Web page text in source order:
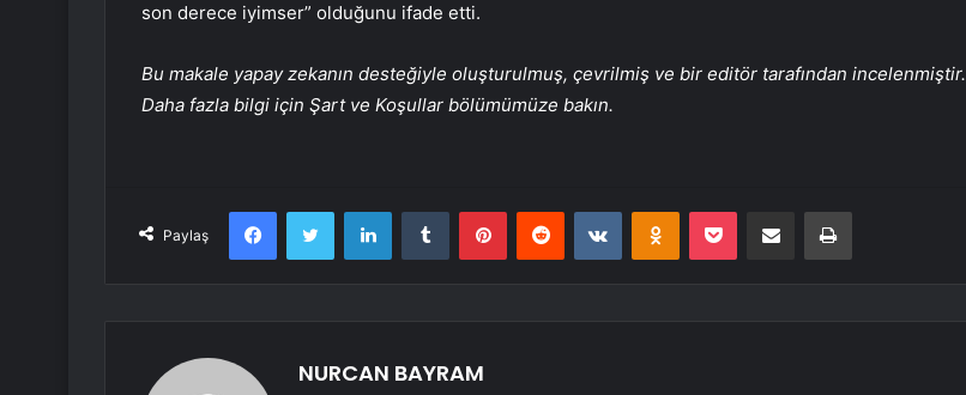
son derece iyimser” olduğunu ifade etti.
Bu makale yapay zekanın desteğiyle oluşturulmuş, çevrilmiş ve bir editör tarafından incelenmiştir.
Daha fazla bilgi için Şart ve Koşullar bölümümüze bakın.
Paylaş
FacebookTwitter LinkedInTumblr PinterestReddit VKontakteOdnoklassniki
Pocket E-Posta ile paylaş Yazdır
NURCAN BAYRAM